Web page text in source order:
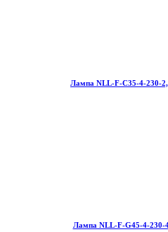
Лампа NLL-F-C35-4-230-
Лампа NLL-F-G45-4-230-